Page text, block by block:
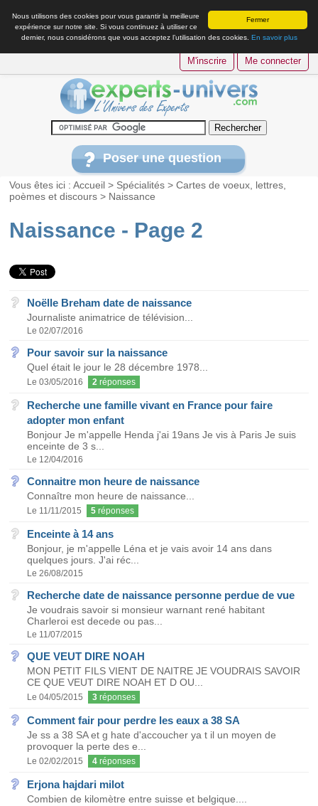
Fermer
Nous utilisons des cookies pour vous garantir la meilleure
expérience sur notre site. Si vous continuez à utiliser ce
dernier, nous considérons que vous acceptez l’utilisation des cookies. En savoir plus
M'inscrire Me connecter
Poser une question
Vous êtes ici :Accueil > Spécialités >Cartes de voeux, lettres,
poèmes et discours > Naissance
Naissance - Page 2
Noëlle Breham date de naissance
Journaliste animatrice de télévision...
Le 02/07/2016
Pour savoir sur la naissance
Quel était le jour le 28 décembre 1978...
Le 03/05/2016 2 réponses
Recherche une famille vivant en France pour faire
adopter mon enfant
Bonjour Je m'appelle Henda j'ai 19ans Je vis à Paris Je suis
enceinte de 3 s...
Le 12/04/2016
Connaitre mon heure de naissance
Connaître mon heure de naissance...
Le 11/11/2015 5 réponses
Enceinte à 14 ans
Bonjour, je m'appelle Léna et je vais avoir 14 ans dans
quelques jours. J'ai réc...
Le 26/08/2015
Recherche date de naissance personne perdue de vue
Je voudrais savoir si monsieur warnant rené habitant
Charleroi est decede ou pas...
Le 11/07/2015
QUE VEUT DIRE NOAH
MON PETIT FILS VIENT DE NAITRE JE VOUDRAIS SAVOIR
CE QUE VEUT DIRE NOAH ET D OU...
Le 04/05/2015 3 réponses
Comment fair pour perdre les eaux a 38 SA
Je ss a 38 SA et g hate d'accoucher ya t il un moyen de
provoquer la perte des e...
Le 02/02/2015 4 réponses
Erjona hajdari milot
Combien de kilomètre entre suisse et belgique....